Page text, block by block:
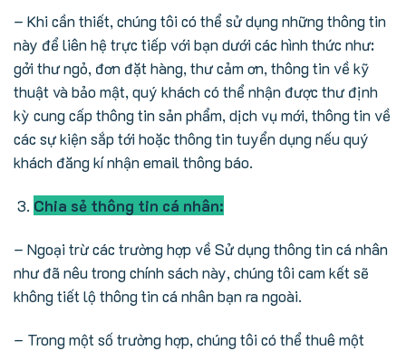
– Khi cần thiết, chúng tôi có thể sử dụng những thông tin
này để liên hệ trực tiếp với bạn dưới các hình thức như:
gởi thư ngỏ, đơn đặt hàng, thư cảm ơn, thông tin về kỹ
thuật và bảo mật, quý khách có thể nhận được thư định
kỳ cung cấp thông tin sản phẩm, dịch vụ mới, thông tin về
các sự kiện sắp tới hoặc thông tin tuyển dụng nếu quý
khách đăng kí nhận email thông báo.
Chia sẻ thông tin cá nhân:
– Ngoại trừ các trường hợp về Sử dụng thông tin cá nhân
như đã nêu trong chính sách này, chúng tôi cam kết sẽ
không tiết lộ thông tin cá nhân bạn ra ngoài.
– Trong một số trường hợp, chúng tôi có thể thuê một